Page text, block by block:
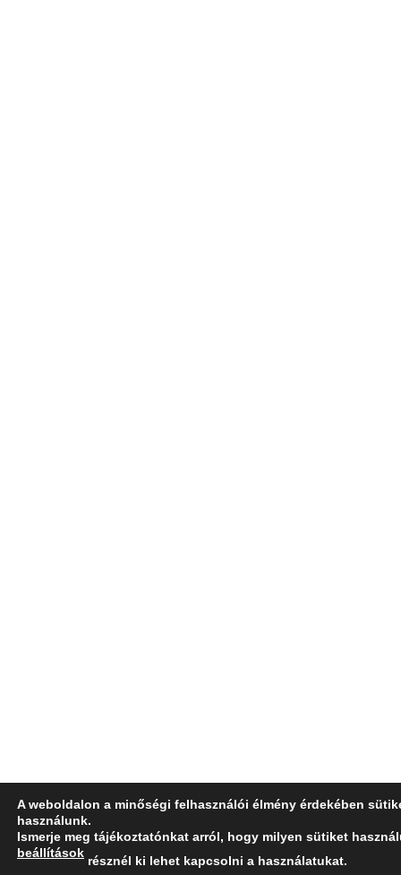
A weboldalon a minőségi felhasználói élmény érdekében
használunk.
Ismerje meg tájékoztatónkat arról, hogy milyen sütiket
beállítások
résznél ki lehet kapcsolni a használatukat.